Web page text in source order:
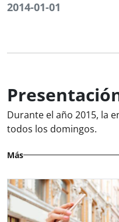
2014-01-01
Durante el año 2015, la
todos los domingos.
Más